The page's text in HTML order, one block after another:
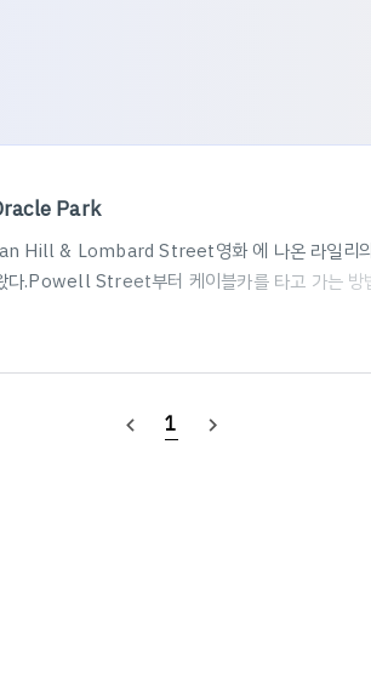
Park
Hill & Lombard Street영화 에 나온 라일리
Street부터 케이블카를 타고 가는 방법
Street 아래부터 관람할 수 있다
문교를 비롯하여 상당히 아름다운 풍경을 볼 수
면 샌프란시스코의 대표적인 관광지 중 하
navigate_before 1 navigate_next